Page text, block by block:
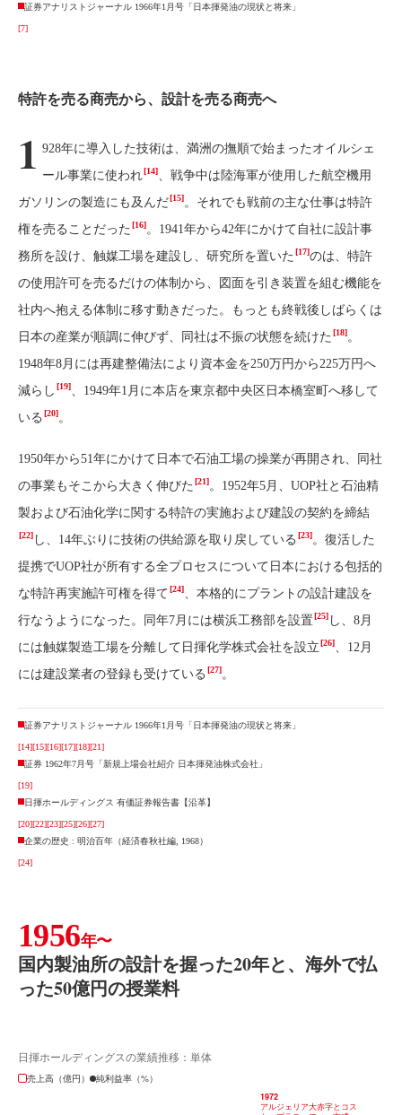
証券アナリストジャーナル 1966年1月号「日本揮発油の現状と将来」
[7]
特許を売る商売から、設計を売る商売へ
1 928年に導入した技術は、満洲の撫順で始まったオイルシェ
ール事業に使われ[14]
、戦争中は陸海軍が使用した航空機用
ガソリンの製造にも及んだ[15]。それでも戦前の主な仕事は特許
権を売ることだった [16]。1941年から42年にかけて自社に設計事
務所を設け、触媒工場を建設し、研究所を置いた [17]のは、特許
の使用許可を売るだけの体制から、図面を引き装置を組む機能を
社内へ抱える体制に移す動きだった。もっとも終戦後しばらくは
日本の産業が順調に伸びず、同社は不振の状態を続けた [18]。
1948年8月には再建整備法により資本金を250万円から225万円へ
減らし [19]
、1949年1月に本店を東京都中央区日本橋室町へ移して
いる [20]。
1950年から51年にかけて日本で石油工場の操業が再開され、同社
の事業もそこから大きく伸びた [21]。1952年5月、UOP社と石油精
製および石油化学に関する特許の実施および建設の契約を締結
[22] し、14年ぶりに技術の供給源を取り戻している [23]。復活した
提携でUOP社が所有する全プロセスについて日本における包括的
な特許再実施許可権を得て[24]
、本格的にプラントの設計建設を
行なうようになった。同年7月には横浜工務部を設置[25] し、8月
には触媒製造工場を分離して日揮化学株式会社を設立[26]
、12月
には建設業者の登録も受けている [27]。
証券アナリストジャーナル 1966年1月号「日本揮発油の現状と将来」
[14][15][16][17][18][21]
証券 1962年7月号「新規上場会社紹介 日本揮発油株式会社」
[19]
日揮ホールディングス 有価証券報告書【沿革】
[20][22][23][25][26][27]
企業の歴史 : 明治百年（経済春秋社編, 1968）
[24]
1956年〜
国内製油所の設計を握った20年と、海外で払
った50億円の授業料
日揮ホールディングスの業績推移：単体
売上高（億円）
純利益率（%）